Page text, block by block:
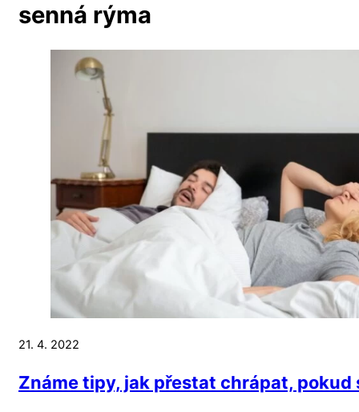
senná rýma
21. 4. 2022
Známe tipy, jak přestat chrápat, pokud